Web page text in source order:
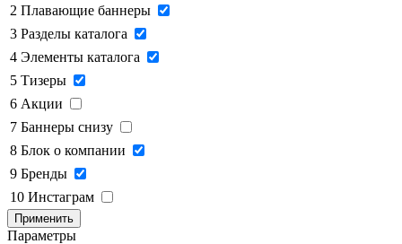
2 Плавающие баннеры
3 Разделы каталога
4 Элементы каталога
5 Тизеры
6 Акции
7 Баннеры снизу
8 Блок о компании
9 Бренды
10 Инстаграм
Применить
Параметры